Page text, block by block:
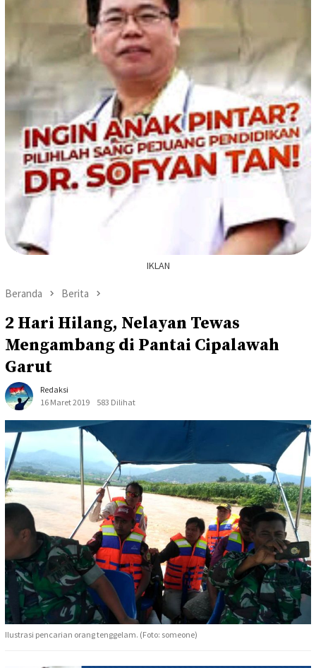
IKLAN
Beranda Berita
2 Hari Hilang, Nelayan Tewas
Mengambang di Pantai Cipalawah
Garut
Redaksi
16 Maret 2019
583 Dilihat
Ilustrasi pencarian orang tenggelam. (Foto: someone)